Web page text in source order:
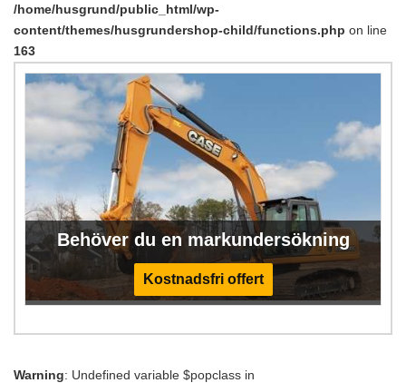
/home/husgrund/public_html/wp-
content/themes/husgrundershop-child/functions.php on line
163
Behöver du en markundersökning
Kostnadsfri offert
Warning: Undefined variable $popclass in